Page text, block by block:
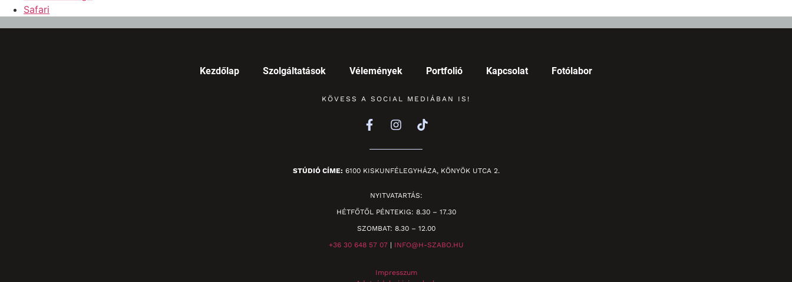
Safari
Kezdőlap Szolgáltatások Vélemények Portfolió Kapcsolat Fotólabor
KÖVESS A SOCIAL MEDIÁBAN IS!
STÚDIÓ CÍME: 6100 KISKUNFÉLEGYHÁZA, KÖNYÖK UTCA 2.
NYITVATARTÁS:
HÉTFŐTŐL PÉNTEKIG: 8.30 – 17.30
SZOMBAT: 8.30 – 12.00
+36 30 648 57 07| INFO@H-SZABO.HU
Impresszum